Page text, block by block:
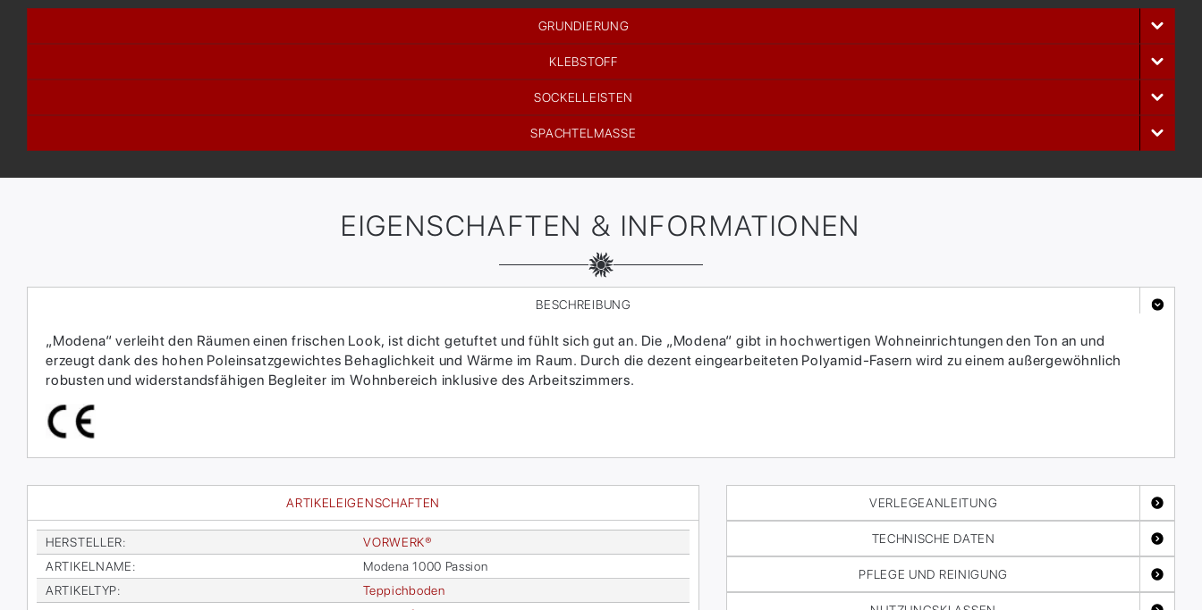
GRUNDIERUNG
KLEBSTOFF
SOCKELLEISTEN
SPACHTELMASSE
EIGENSCHAFTEN & INFORMATIONEN
ARTIKELEIGENSCHAFTEN
HER­STEL­LER:
VOR­WER­K®
AR­TI­KEL­NA­ME:
Mo­de­na 1000 Pas­si­on
AR­TI­KEL­TYP:
Tep­pich­bo­den
BESCHREIBUNG
„Modena“ verleiht den Räumen einen frischen Look, ist dicht getuftet und fühlt sich gut an. Die „Modena“ gibt in hochwertigen Wohneinrichtungen den Ton an und
erzeugt dank des hohen Poleinsatzgewichtes Behaglichkeit und Wärme im Raum. Durch die dezent eingearbeiteten Polyamid-Fasern wird zu einem außergewöhnlich
robusten und widerstandsfähigen Begleiter im Wohnbereich inklusive des Arbeitszimmers.
VERLEGEANLEITUNG
TECHNISCHE DATEN
PFLEGE UND REINIGUNG